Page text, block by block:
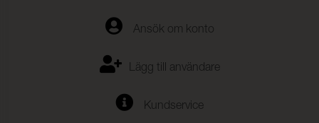
Ansök om konto
Lägg till användare
Kundservice